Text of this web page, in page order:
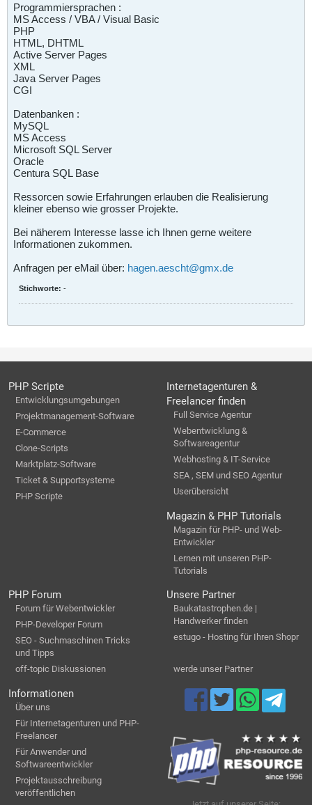
Programmiersprachen :
MS Access / VBA / Visual Basic
PHP
HTML, DHTML
Active Server Pages
XML
Java Server Pages
CGI
Datenbanken :
MySQL
MS Access
Microsoft SQL Server
Oracle
Centura SQL Base
Ressorcen sowie Erfahrungen erlauben die Realisierung
kleiner ebenso wie grosser Projekte.
Bei näherem Interesse lasse ich Ihnen gerne weitere
Informationen zukommen.
Anfragen per eMail über: hagen.aescht@gmx.de
Stichworte: -
PHP Scripte
Entwicklungsumgebungen
Projektmanagement-Software
E-Commerce
Clone-Scripts
Marktplatz-Software
Ticket & Supportsysteme
PHP Scripte
Internetagenturen &
Freelancer finden
Full Service Agentur
Webentwicklung &
Softwareagentur
Webhosting & IT-Service
SEA , SEM und SEO Agentur
Userübersicht
Magazin & PHP Tutorials
Magazin für PHP- und Web-
Entwickler
Lernen mit unseren PHP-
Tutorials
PHP Forum
Forum für Webentwickler
PHP-Developer Forum
SEO - Suchmaschinen Tricks
und Tipps
off-topic Diskussionen
Unsere Partner
Baukatastrophen.de |
Handwerker finden
estugo - Hosting für Ihren Shopr
werde unser Partner
Informationen
Über uns
Für Internetagenturen und PHP-
Freelancer
Für Anwender und
Softwareentwickler
Projektausschreibung
veröffentlichen